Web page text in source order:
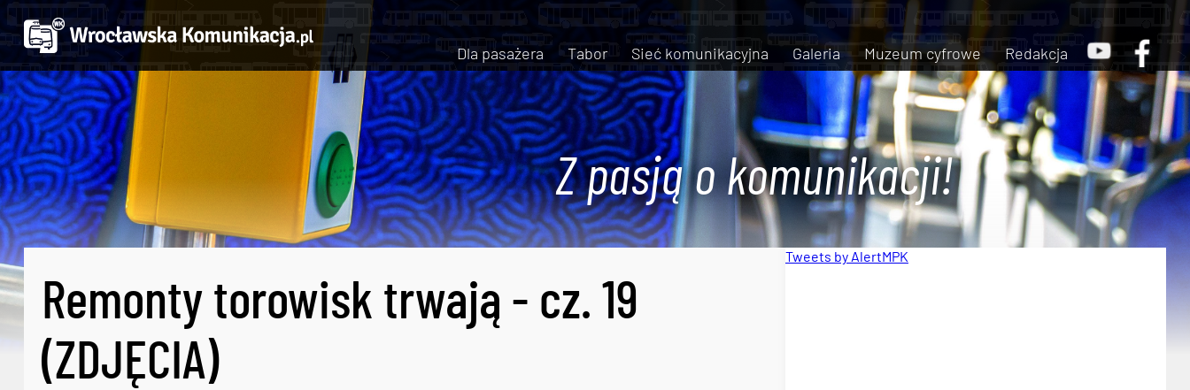
Dla pasażera Tabor Sieć komunikacyjna Galeria Muzeum cyfrowe Redakcja
Z pasją o komunikacji!
Remonty torowisk trwają - cz. 19
(ZDJĘCIA)
Tweets by AlertMPK